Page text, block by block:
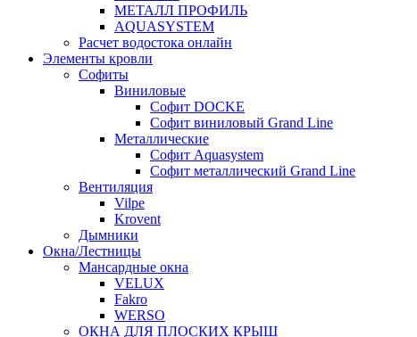
МЕТАЛЛ ПРОФИЛЬ
AQUASYSTEM
Расчет водостока онлайн
Элементы кровли
Софиты
Виниловые
Софит DOCKE
Софит виниловый Grand Line
Металлические
Софит Aquasystem
Софит металлический Grand Line
Вентиляция
Vilpe
Krovent
Дымники
Окна/Лестницы
Мансардные окна
VELUX
Fakro
WERSO
ОКНА ДЛЯ ПЛОСКИХ КРЫШ